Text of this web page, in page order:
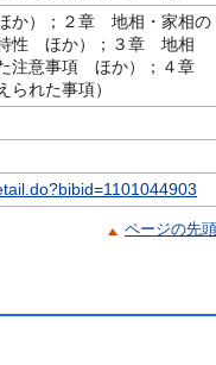
か）；２章 地相・家相の
特性 ほか）；３章 地相
た注意事項 ほか）；４章
れた事項）
ページの先